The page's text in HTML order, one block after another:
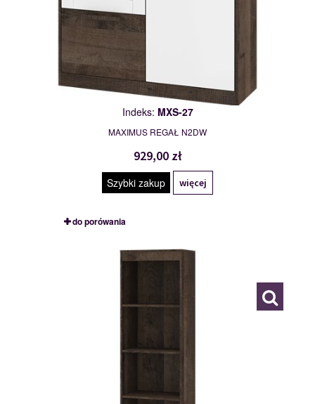
Indeks: MXS-27
MAXIMUS REGAŁ N2DW
929,00 zł
Szybki zakup więcej
do porówania